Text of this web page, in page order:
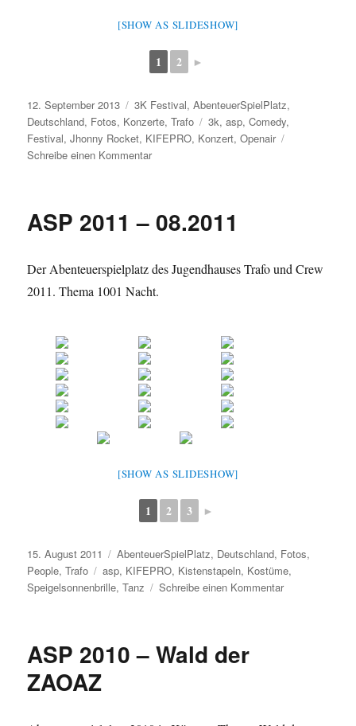
[SHOW AS SLIDESHOW]
1 2 ►
Veröffentlicht
am
12. September 2013 Kategorien
3K Festival,AbenteuerSpielPlatz,
Deutschland, Fotos, Konzerte,Trafo Schlagwörter
3k,asp,Comedy,
Festival,Jhonny Rocket, KIFEPRO, Konzert,Openair
Schreibe einen Kommentarzu
Festival
ASP 2011 – 08.2011
Der Abenteuerspielplatz des Jugendhauses Trafo und Crew
2011. Thema 1001 Nacht.
[SHOW AS SLIDESHOW]
1 2 3 ►
Veröffentlicht
am
15. August 2011 Kategorien
AbenteuerSpielPlatz, Deutschland, Fotos,
People,Trafo Schlagwörter
asp, KIFEPRO, Kistenstapeln, Kostüme,
Speigelsonnenbrille,Tanz Schreibe einen Kommentarzu
ASP 2010 – Wald der
ZAOAZ